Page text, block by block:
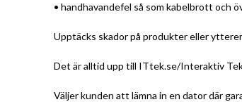
• handhavandefel så som kabelbrott och
Upptäcks skador på produkter eller
Det är alltid upp till ITtek.se/Interaktiv
Väljer kunden att lämna in en dator där